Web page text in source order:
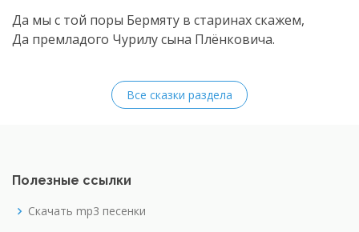
Да мы с той поры Бермяту в старинах скажем,
Да премладого Чурилу сына Плёнковича.
Все сказки раздела
Полезные ссылки
Скачать mp3 песенки